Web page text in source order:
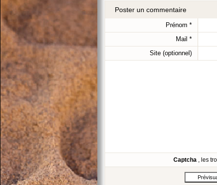
Poster un commentaire
Prénom *
Mail *
Site (optionnel)
Captcha , les